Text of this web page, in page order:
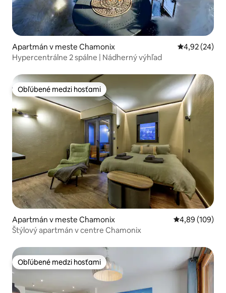
Apartmán v meste Chamonix Priemerné
4,92 (24)
Hypercentrálne 2 spálne | Nádherný výhľad
Obľúbené medzi hosťami
Obľúbené medzi hosťami
Apartmán v meste Chamonix Priemerné
4,89 (109)
Štýlový apartmán v centre Chamonix
Obľúbené medzi hosťami
Obľúbené medzi hosťami